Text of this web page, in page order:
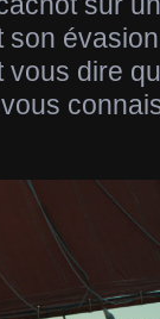
vous dire